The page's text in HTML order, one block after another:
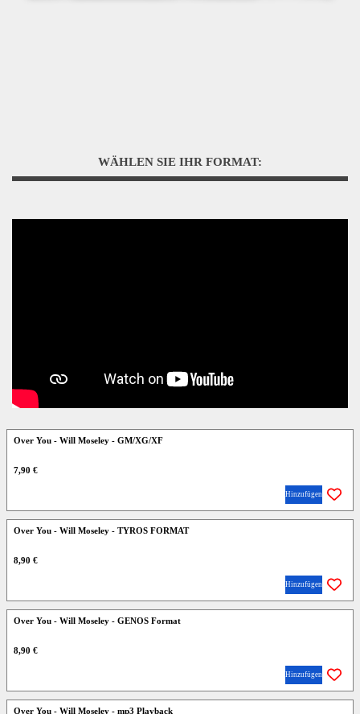
WÄHLEN SIE IHR FORMAT:
Over You - Will Moseley - GM/XG/XF
7,90 €
Hinzufügen
Over You - Will Moseley - TYROS FORMAT
8,90 €
Hinzufügen
Over You - Will Moseley - GENOS Format
8,90 €
Hinzufügen
Over You - Will Moseley - mp3 Playback